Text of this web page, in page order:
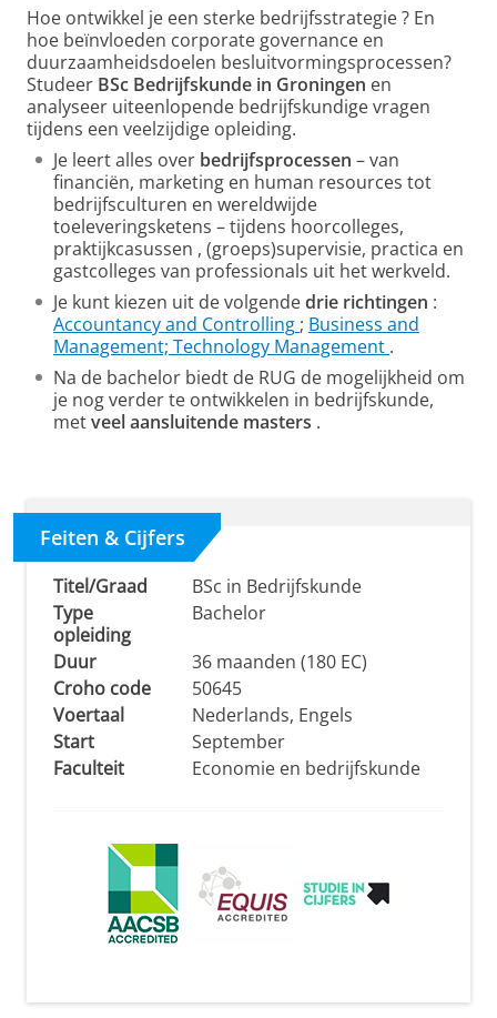
Hoe ontwikkel je een sterke bedrijfsstrategie? En
hoe beïnvloeden corporate governance en
duurzaamheidsdoelen besluitvormingsprocessen?
Studeer BSc Bedrijfskunde in Groningen en
analyseer uiteenlopende bedrijfskundige vragen
tijdens een veelzijdige opleiding.
Je leert alles over bedrijfsprocessen – van
financiën, marketing en human resources tot
bedrijfsculturen en wereldwijde
toeleveringsketens – tijdens hoorcolleges,
praktijkcasussen , (groeps)supervisie, practica en
gastcolleges van professionals uit het werkveld.
Je kunt kiezen uit de volgendedrie richtingen :
Accountancy and Controlling ; Business and
Management; Technology Management .
Na de bachelor biedt de RUG de mogelijkheid om
je nog verder te ontwikkelen in bedrijfskunde,
metveelaansluitende masters .
Feiten & Cijfers
Titel/Graad
BSc in Bedrijfskunde
Type
opleiding
Bachelor
Duur
36 maanden (180 EC)
Croho code
50645
Voertaal
Nederlands, Engels
Start
September
Faculteit
Economie en bedrijfskunde